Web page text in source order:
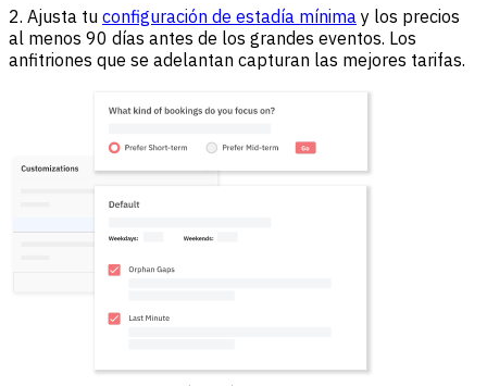
2. Ajusta tu configuración de estadía mínima y los precios
al menos 90 días antes de los grandes eventos. Los
anfitriones que se adelantan capturan las mejores tarifas.